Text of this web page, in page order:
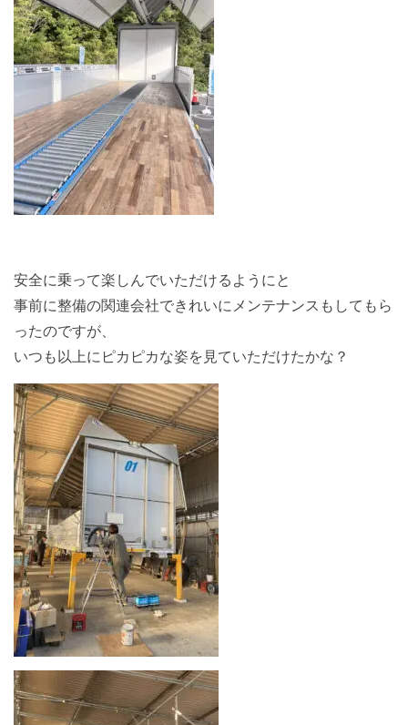
安全に乗って楽しんでいただけるようにと
事前に整備の関連会社できれいにメンテナンスもしてもら
ったのですが、
いつも以上にピカピカな姿を見ていただけたかな？